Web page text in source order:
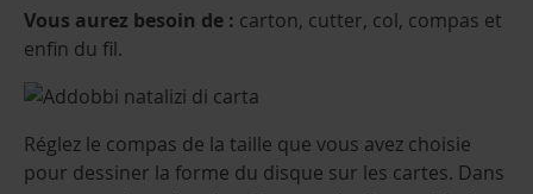
Vous aurez besoin de : carton, cutter, col, compas et
enfin du fil.
Réglez le compas de la taille que vous avez choisie
pour dessiner la forme du disque sur les cartes. Dans